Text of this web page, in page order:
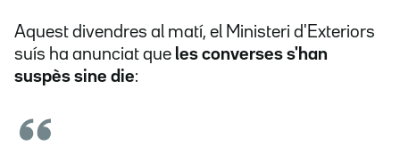
Aquest divendres al matí, el Ministeri d'Exteriors
suís ha anunciat que les converses s'han
suspès sine die: